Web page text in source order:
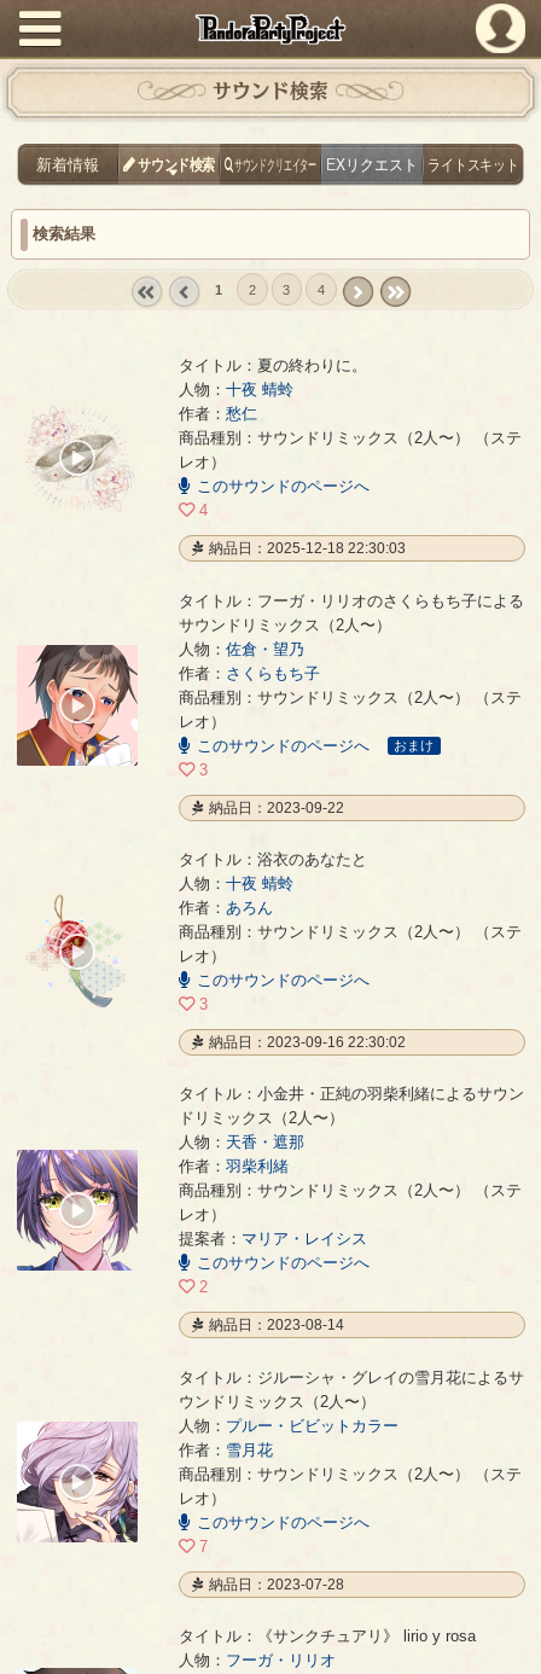
PandoraPartyProject
サウンド検索
新着情報 サウンド検索 サウンドクリエイター EXリクエスト ライトスキット
検索結果
1 2 3 4
夏の終わりに。 - 愁仁
07:06
タイトル：夏の終わりに。
人物： 十夜 蜻蛉
作者： 愁仁
商品種別：サウンドリミックス（2人〜） （ステ
レオ）
このサウンドのページへ
4
納品日：2025-12-18 22:30:03
フーガ・リリオのさくらもち子によるサウンドリミックス（2人〜）
タイトル：フーガ・リリオのさくらもち子による
サウンドリミックス（2人〜）
人物： 佐倉・望乃
作者： さくらもち子
商品種別：サウンドリミックス（2人〜） （ステ
レオ）
このサウンドのページへ
おまけ
3
納品日：2023-09-22
浴衣のあなたと - あろん
02:40
タイトル：浴衣のあなたと
人物： 十夜 蜻蛉
作者： あろん
商品種別：サウンドリミックス（2人〜） （ステ
レオ）
このサウンドのページへ
3
納品日：2023-09-16 22:30:02
小金井・正純の羽柴利緒によるサウンドリミックス（2人〜）
01:42
タイトル：小金井・正純の羽柴利緒によるサウン
ドリミックス（2人〜）
人物： 天香・遮那
作者： 羽柴利緒
商品種別：サウンドリミックス（2人〜） （ステ
レオ）
提案者： マリア・レイシス
このサウンドのページへ
2
納品日：2023-08-14
ジルーシャ・グレイの雪月花によるサウンドリミックス（2人〜）
タイトル：ジルーシャ・グレイの雪月花によるサ
ウンドリミックス（2人〜）
人物： プルー・ビビットカラー
作者： 雪月花
商品種別：サウンドリミックス（2人〜） （ステ
レオ）
このサウンドのページへ
7
納品日：2023-07-28
タイトル：《サンクチュアリ》 lirio y rosa
人物： フーガ・リリオ